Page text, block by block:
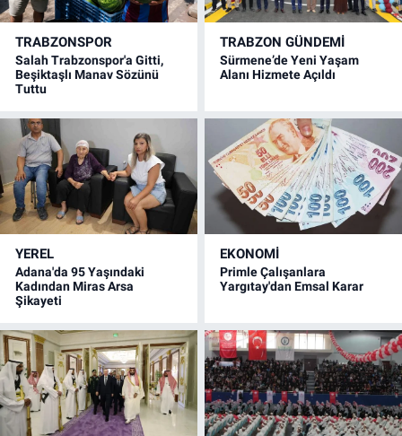
TRABZONSPOR
Salah Trabzonspor'a Gitti,
Beşiktaşlı Manav Sözünü
Tuttu
TRABZON GÜNDEMİ
Sürmene’de Yeni Yaşam
Alanı Hizmete Açıldı
YEREL
Adana'da 95 Yaşındaki
Kadından Miras Arsa
Şikayeti
EKONOMİ
Primle Çalışanlara
Yargıtay'dan Emsal Karar